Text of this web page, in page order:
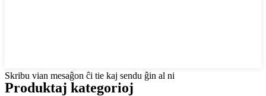
Skribu vian mesaĝon ĉi tie kaj sendu ĝin al ni
Produktaj kategorioj